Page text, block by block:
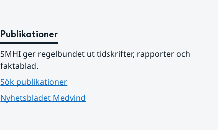
Publikationer
SMHI ger regelbundet ut tidskrifter, rapporter och
faktablad.
Sök publikationer
Nyhetsbladet Medvind